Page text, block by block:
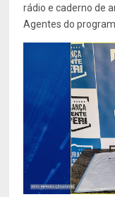
rádio e caderno de
Agentes do